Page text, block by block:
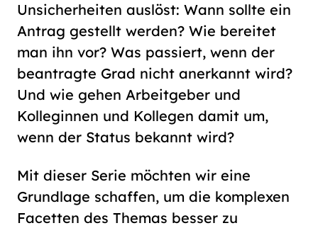
Unsicherheiten auslöst: Wann sollte ein
Antrag gestellt werden? Wie bereitet
man ihn vor? Was passiert, wenn der
beantragte Grad nicht anerkannt wird?
Und wie gehen Arbeitgeber und
Kolleginnen und Kollegen damit um,
wenn der Status bekannt wird?
Mit dieser Serie möchten wir eine
Grundlage schaffen, um die komplexen
Facetten des Themas besser zu